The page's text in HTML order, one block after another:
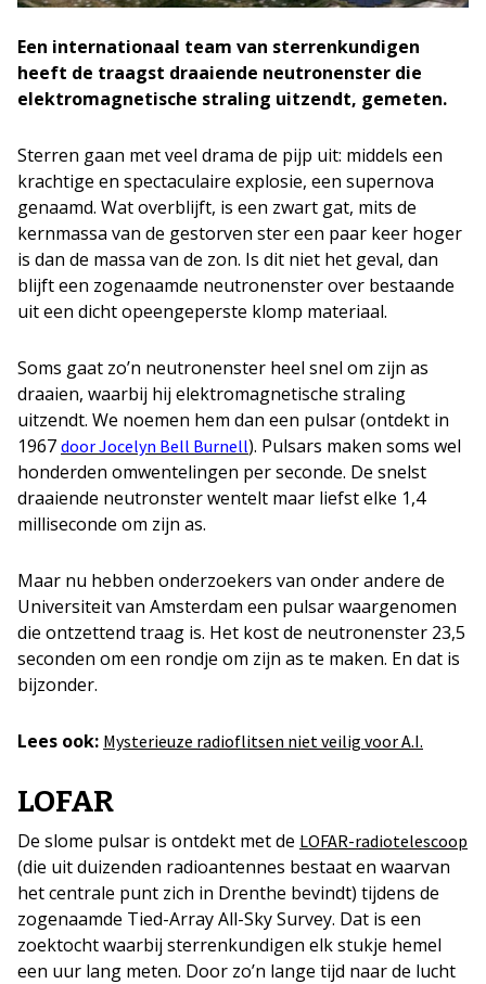
Een internationaal team van sterrenkundigen
heeft de traagst draaiende neutronenster die
elektromagnetische straling uitzendt, gemeten.
Sterren gaan met veel drama de pijp uit: middels een
krachtige en spectaculaire explosie, een supernova
genaamd. Wat overblijft, is een zwart gat, mits de
kernmassa van de gestorven ster een paar keer hoger
is dan de massa van de zon. Is dit niet het geval, dan
blijft een zogenaamde neutronenster over bestaande
uit een dicht opeengeperste klomp materiaal.
Soms gaat zo’n neutronenster heel snel om zijn as
draaien, waarbij hij elektromagnetische straling
uitzendt. We noemen hem dan een pulsar (ontdekt in
1967 door Jocelyn Bell Burnell). Pulsars maken soms wel
honderden omwentelingen per seconde. De snelst
draaiende neutronster wentelt maar liefst elke 1,4
milliseconde om zijn as.
Maar nu hebben onderzoekers van onder andere de
Universiteit van Amsterdam een pulsar waargenomen
die ontzettend traag is. Het kost de neutronenster 23,5
seconden om een rondje om zijn as te maken. En dat is
bijzonder.
Lees ook: Mysterieuze radioflitsen niet veilig voor A.I.
LOFAR
De slome pulsar is ontdekt met de LOFAR-radiotelescoop
(die uit duizenden radioantennes bestaat en waarvan
het centrale punt zich in Drenthe bevindt) tijdens de
zogenaamde Tied-Array All-Sky Survey. Dat is een
zoektocht waarbij sterrenkundigen elk stukje hemel
een uur lang meten. Door zo’n lange tijd naar de lucht